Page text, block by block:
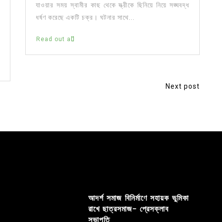
যাওয়ার সময় স্বামীর কাছ থেকে স্ত্রীকে ছিনিয়ে নিয়ে সঙ্ঘবদ্ধ
ধর্ষণ করেছে একটি চক্র। ঘটনার সাথে...
Read out all
Next post
আদর্শ সমাজ বিনির্মাণে সহায়ক ভুমিকা
রাখে ছাত্রসমাজ- প্রেসক্লাব
সভাপতি